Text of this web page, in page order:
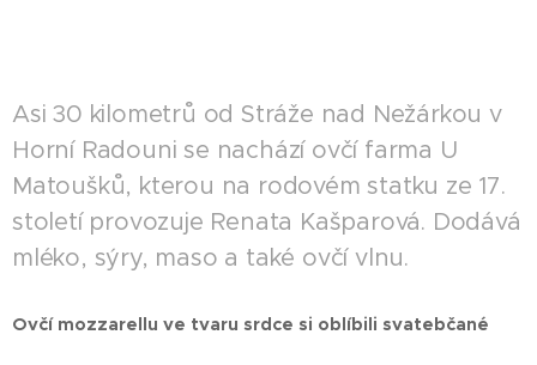
Asi 30 kilometrů od Stráže nad Nežárkou v
Horní Radouni se nachází ovčí farma U
Matoušků, kterou na rodovém statku ze 17.
století provozuje Renata Kašparová. Dodává
mléko, sýry, maso a také ovčí vlnu.
Ovčí mozzarellu ve tvaru srdce si oblíbili svatebčané